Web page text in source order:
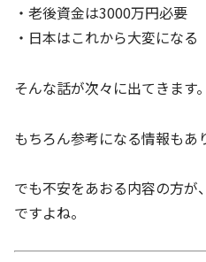
・老後資金は3000万円必要
・日本はこれから大変になる
そんな話が次々に出てきます。
もちろん参考になる情報もあ
でも不安をあおる内容の方が
ですよね。